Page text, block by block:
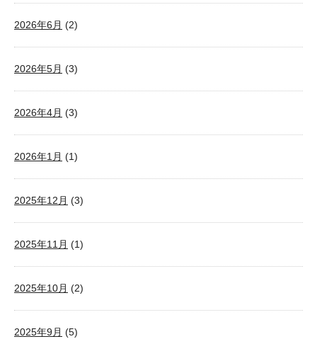
2026年6月 (2)
2026年5月 (3)
2026年4月 (3)
2026年1月 (1)
2025年12月 (3)
2025年11月 (1)
2025年10月 (2)
2025年9月 (5)